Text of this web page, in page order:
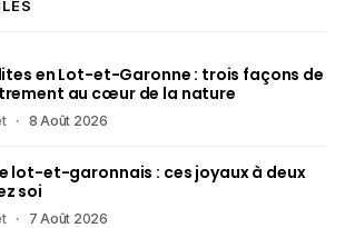
en Lot-et-Garonne : trois façons de
au cœur de la nature
8 Août 2026
lot-et-garonnais : ces joyaux à deux
soi
7 Août 2026